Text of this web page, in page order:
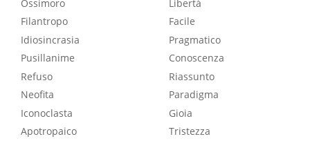
Ossimoro
Filantropo
Idiosincrasia
Pusillanime
Refuso
Neofita
Iconoclasta
Apotropaico
Libertà
Facile
Pragmatico
Conoscenza
Riassunto
Paradigma
Gioia
Tristezza